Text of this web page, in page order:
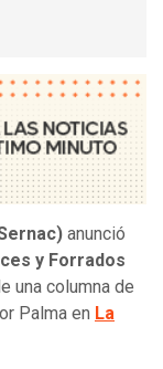
anunció
y Forrados
una columna de
Palma en La